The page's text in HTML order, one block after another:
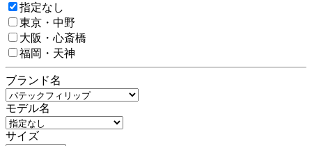
指定なし
東京・中野
大阪・心斎橋
福岡・天神
ブランド名
モデル名
サイズ